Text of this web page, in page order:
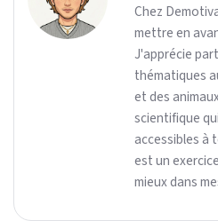
Chez
mettre en
J'apprécie
thématiques
et des
scientifique
accessibles à
est un
mieux dans